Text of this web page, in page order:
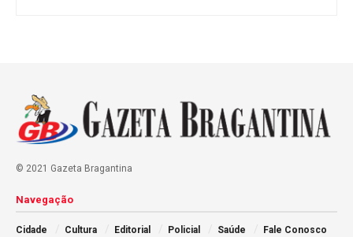
© 2021 Gazeta Bragantina
Navegação
Cidade Cultura Editorial Policial Saúde Fale Conosco